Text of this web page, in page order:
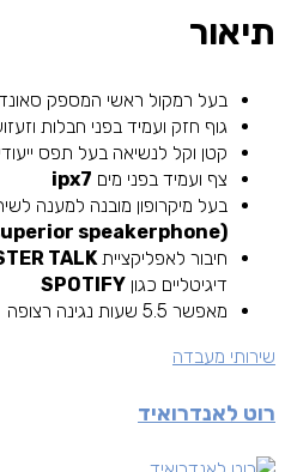
תיאור
בעל רמקול ראשי המספק
גוף חזק ועמיד בפני חבלות
קטן וקל לנשיאה בעל תפס
צף ועמיד בפני מים ipx7
בעל מיקרופון מובנה למענה
(echo cancellation superior speakerphone)
חיבור לאפליקצייתTALK
דיגיטליים כגון SPOTIFY
מאפשר 5.5 שעות נגינה רצופה
שירותי מעבדה
רוט לאנדרואיד